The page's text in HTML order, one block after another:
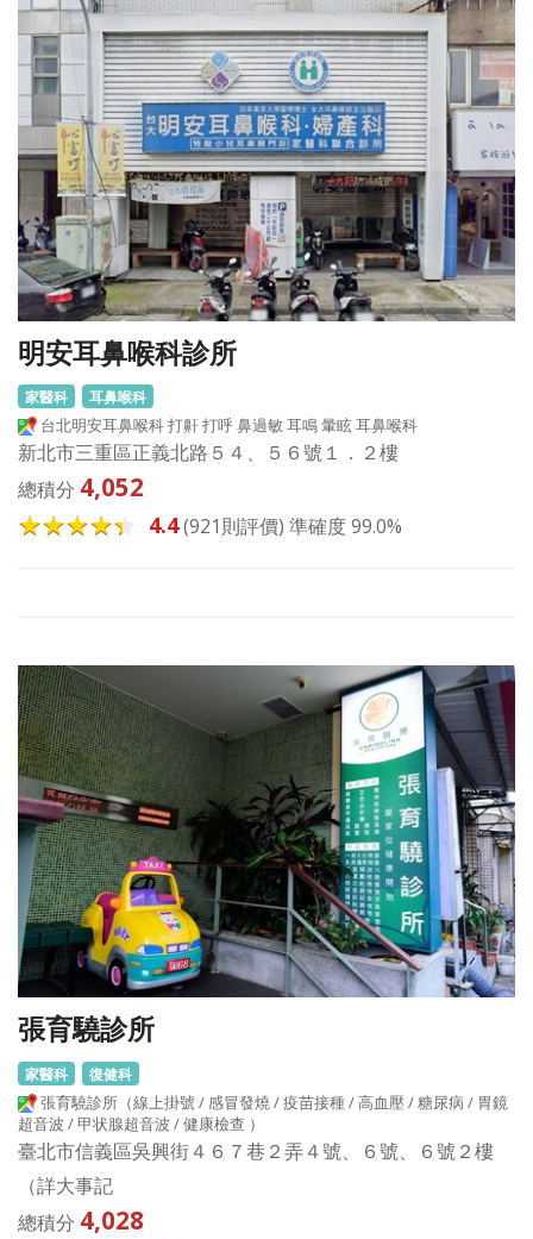
明安耳鼻喉科診所
家醫科 耳鼻喉科
台北明安耳鼻喉科 打鼾 打呼 鼻過敏 耳鳴 暈眩 耳鼻喉科
新北市三重區正義北路５４、５６號１．２樓
總積分 4,052
4.4(921則評價) 準確度 99.0%
張育驍診所
家醫科 復健科
張育驍診所（線上掛號 / 感冒發燒 / 疫苗接種 / 高血壓 / 糖尿病 / 胃鏡
超音波 / 甲状腺超音波 / 健康檢查 ）
臺北市信義區吳興街４６７巷２弄４號、６號、６號２樓
（詳大事記
總積分 4,028